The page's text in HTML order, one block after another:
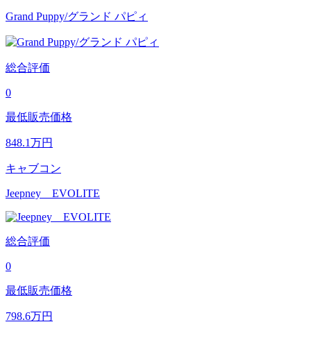
Grand Puppy/グランド パピィ
総合評価
0
最低販売価格
848.1万円
キャブコン
Jeepney EVOLITE
総合評価
0
最低販売価格
798.6万円